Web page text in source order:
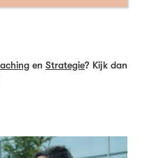
en Strategie? Kijk dan